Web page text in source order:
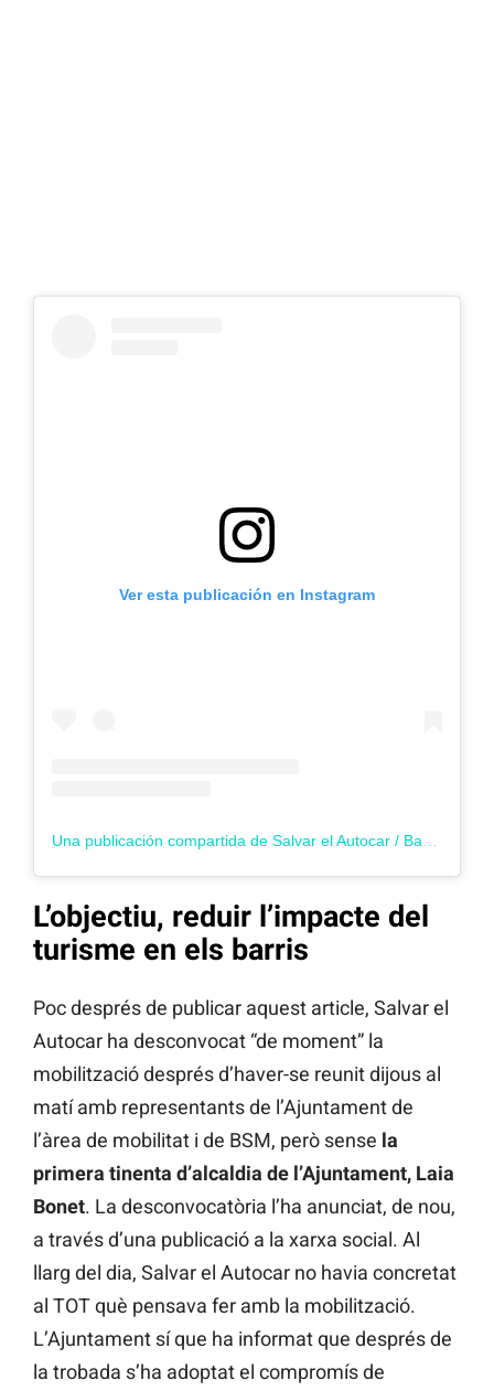
Ver esta publicación en Instagram
L’objectiu, reduir l’impacte del
turisme en els barris
Poc després de publicar aquest article, Salvar el
Autocar ha desconvocat “de moment” la
mobilització després d’haver-se reunit dijous al
matí amb representants de l’Ajuntament de
l’àrea de mobilitat i de BSM, però sense la
primera tinenta d’alcaldia de l’Ajuntament, Laia
Bonet. La desconvocatòria l’ha anunciat, de nou,
a través d’una publicació a la xarxa social. Al
llarg del dia, Salvar el Autocar no havia concretat
al TOT què pensava fer amb la mobilització.
L’Ajuntament sí que ha informat que després de
la trobada s’ha adoptat el compromís de